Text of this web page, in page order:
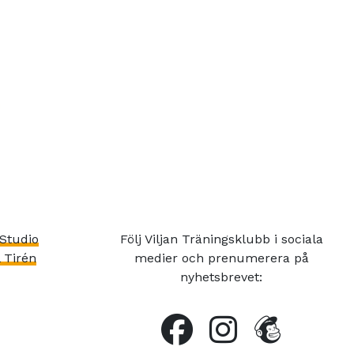
Tirén
Följ Viljan Träningsklubb i sociala
medier och prenumerera på
nyhetsbrevet: